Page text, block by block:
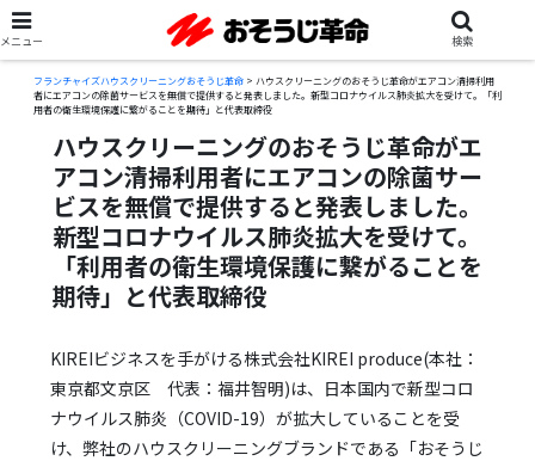
フランチャイズハウスクリーニングおそうじ革命 > ハウスクリーニングのおそうじ革命がエアコン清掃利用
者にエアコンの除菌サービスを無償で提供すると発表しました。新型コロナウイルス肺炎拡大を受けて。「利
用者の衛生環境保護に繋がることを期待」と代表取締役
ハウスクリーニングのおそうじ革命がエ
アコン清掃利用者にエアコンの除菌サー
ビスを無償で提供すると発表しました。
新型コロナウイルス肺炎拡大を受けて。
「利用者の衛生環境保護に繋がることを
期待」と代表取締役
KIREIビジネスを手がける株式会社KIREI produce(本社：
東京都文京区 代表：福井智明)は、日本国内で新型コロ
ナウイルス肺炎（COVID-19）が拡大していることを受
け、弊社のハウスクリーニングブランドである「おそうじ
メニュー 検索